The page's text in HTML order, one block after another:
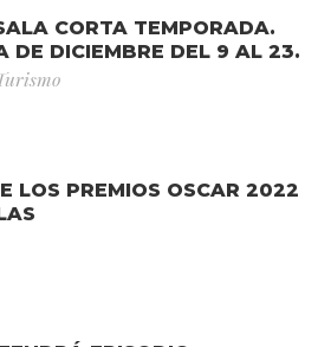
CORTA TEMPORADA.
DE DICIEMBRE DEL 9 AL 23.
LOS PREMIOS OSCAR 2022